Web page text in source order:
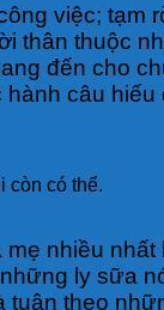
việc; tạm
thân thuộc
đến cho
câu hiếu
còn có thể.
nhiều
ly sữa
tuân theo